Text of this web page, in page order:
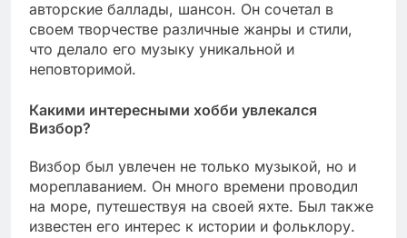
авторские баллады, шансон. Он сочетал в
своем творчестве различные жанры и стили,
что делало его музыку уникальной и
неповторимой.
Какими интересными хобби увлекался
Визбор?
Визбор был увлечен не только музыкой, но и
мореплаванием. Он много времени проводил
на море, путешествуя на своей яхте. Был также
известен его интерес к истории и фольклору.